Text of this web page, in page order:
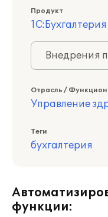
Продукт
1С:Бухгалтерия
Внедрения
Отрасль /
Управление
Теги
бухгалтерия
функции: